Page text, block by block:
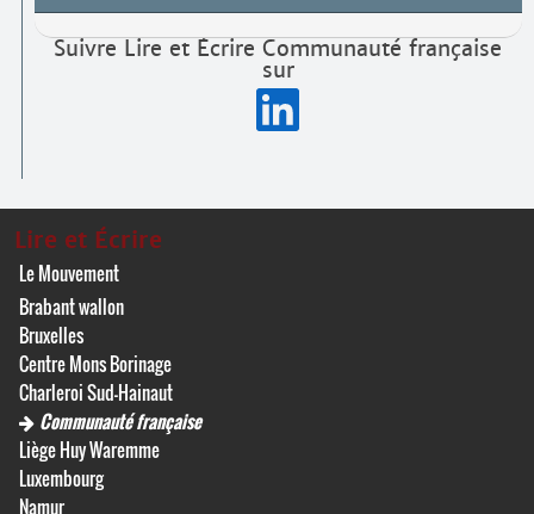
Suivre Lire et Écrire Communauté française
sur
Lire et Écrire
Le Mouvement
Brabant wallon
Bruxelles
Centre Mons Borinage
Charleroi Sud-Hainaut
Communauté française
Liège Huy Waremme
Luxembourg
Namur